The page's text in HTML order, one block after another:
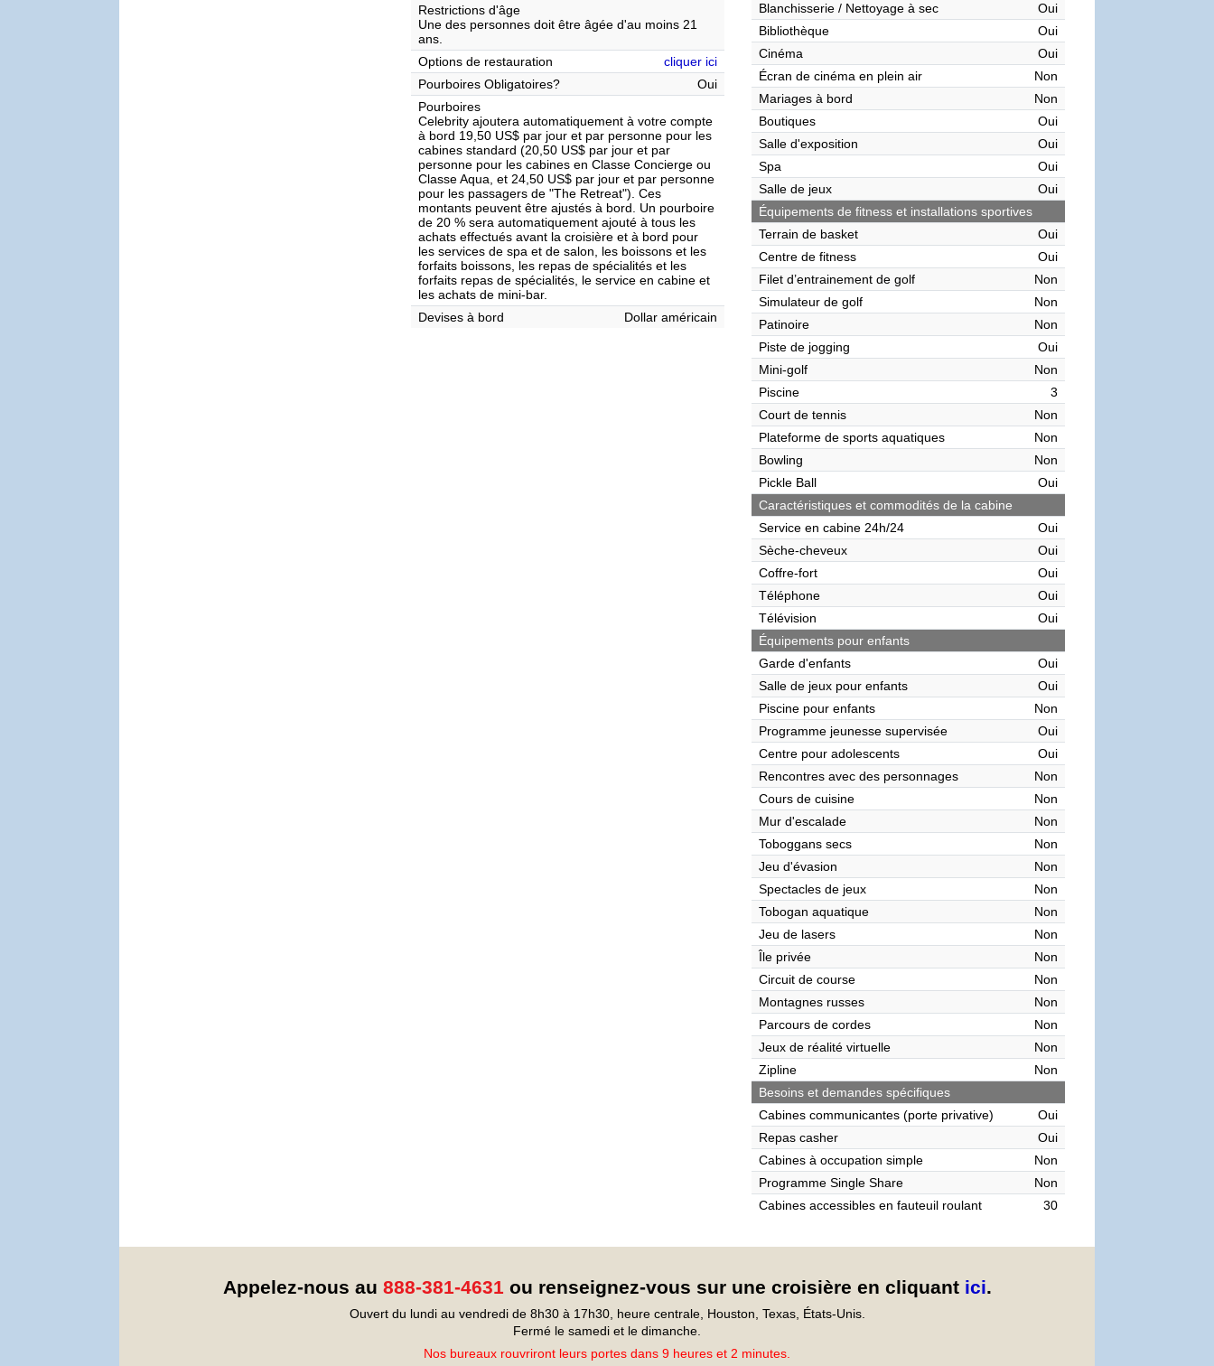
Restrictions d'âge
Une des personnes doit être âgée d'au moins 21
ans.
Options de restauration
cliquer ici
Pourboires Obligatoires?
Oui
Pourboires
Celebrity ajoutera automatiquement à votre compte
à bord 19,50 US$ par jour et par personne pour les
cabines standard (20,50 US$ par jour et par
personne pour les cabines en Classe Concierge ou
Classe Aqua, et 24,50 US$ par jour et par personne
pour les passagers de "The Retreat"). Ces
montants peuvent être ajustés à bord. Un pourboire
de 20 % sera automatiquement ajouté à tous les
achats effectués avant la croisière et à bord pour
les services de spa et de salon, les boissons et les
forfaits boissons, les repas de spécialités et les
forfaits repas de spécialités, le service en cabine et
les achats de mini-bar.
Devises à bord
Dollar américain
Blanchisserie / Nettoyage à sec
Oui
Bibliothèque
Oui
Cinéma
Oui
Écran de cinéma en plein air
Non
Mariages à bord
Non
Boutiques
Oui
Salle d'exposition
Oui
Spa
Oui
Salle de jeux
Oui
Équipements de fitness et installations sportives
Terrain de basket
Oui
Centre de fitness
Oui
Filet d’entrainement de golf
Non
Simulateur de golf
Non
Patinoire
Non
Piste de jogging
Oui
Mini-golf
Non
Piscine
3
Court de tennis
Non
Plateforme de sports aquatiques
Non
Bowling
Non
Pickle Ball
Oui
Caractéristiques et commodités de la cabine
Service en cabine 24h/24
Oui
Sèche-cheveux
Oui
Coffre-fort
Oui
Téléphone
Oui
Télévision
Oui
Équipements pour enfants
Garde d'enfants
Oui
Salle de jeux pour enfants
Oui
Piscine pour enfants
Non
Programme jeunesse supervisée
Oui
Centre pour adolescents
Oui
Rencontres avec des personnages
Non
Cours de cuisine
Non
Mur d'escalade
Non
Toboggans secs
Non
Jeu d'évasion
Non
Spectacles de jeux
Non
Tobogan aquatique
Non
Jeu de lasers
Non
Île privée
Non
Circuit de course
Non
Montagnes russes
Non
Parcours de cordes
Non
Jeux de réalité virtuelle
Non
Zipline
Non
Besoins et demandes spécifiques
Cabines communicantes (porte privative)
Oui
Repas casher
Oui
Cabines à occupation simple
Non
Programme Single Share
Non
Cabines accessibles en fauteuil roulant
30
Appelez-nous au 888-381-4631 ou renseignez-vous sur une croisière en cliquant ici.
Ouvert du lundi au vendredi de 8h30 à 17h30, heure centrale, Houston, Texas, États-Unis.
Fermé le samedi et le dimanche.
Nos bureaux rouvriront leurs portes dans 9 heures et 2 minutes.